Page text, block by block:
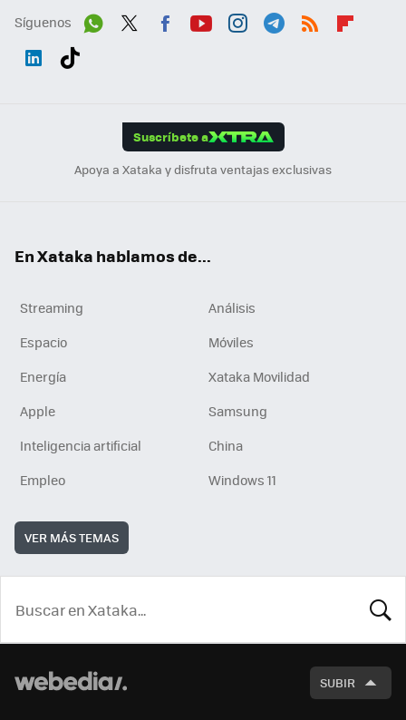
Síguenos
Suscríbete a
Apoya a Xataka y disfruta ventajas exclusivas
En Xataka hablamos de...
Streaming
Análisis
Espacio
Móviles
Energía
Xataka Movilidad
Apple
Samsung
Inteligencia artificial
China
Empleo
Windows 11
VER MÁS TEMAS
SUBIR